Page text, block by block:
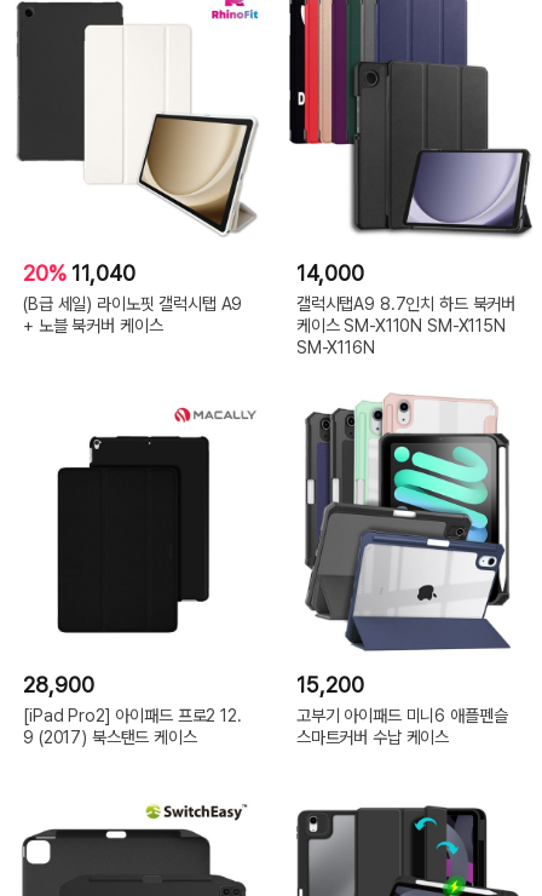
20% 11,040
(B급 세일) 라이노핏 갤럭시탭 A9
+ 노블 북커버 케이스
14,000
갤럭시탭A9 8.7인치 하드 북커버
케이스 SM-X110N SM-X115N
SM-X116N
28,900
[iPad Pro2] 아이패드 프로2 12.
9 (2017) 북스탠드 케이스
15,200
고부기 아이패드 미니6 애플펜슬
스마트커버 수납 케이스